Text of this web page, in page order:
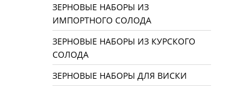
ЗЕРНОВЫЕ НАБОРЫ ИЗ
ИМПОРТНОГО СОЛОДА
ЗЕРНОВЫЕ НАБОРЫ ИЗ КУРСКОГО
СОЛОДА
ЗЕРНОВЫЕ НАБОРЫ ДЛЯ ВИСКИ